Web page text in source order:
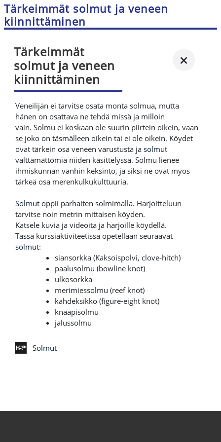
Tärkeimmät solmut ja veneen
kiinnittäminen
Tärkeimmät
solmut ja veneen
kiinnittäminen
Veneilijän ei tarvitse osata monta solmua, mutta
hänen on osattava ne tehdä missä ja milloin
vain. Solmu ei koskaan ole suurin piirtein oikein, vaan
se joko on täsmälleen oikein tai ei ole oikein. Köydet
ovat tärkein osa veneen varustusta ja solmut
välttämättömiä niiden käsittelyssä. Solmu lienee
ihmiskunnan vanhin keksintö, ja siksi ne ovat myös
tärkeä osa merenkulkukulttuuria.
Solmutoppii parhaiten solmimalla. Harjoitteluun
tarvitse noin metrin mittaisen köyden.
Katsele kuvia ja videoita ja harjoille köydellä.
Tässä kurssiaktiviteetissä opetellaan seuraavat
solmut:
siansorkka (Kaksoispolvi, clove-hitch)
paalusolmu (bowline knot)
ulkosorkka
merimiessolmu (reef knot)
kahdeksikko (figure-eight knot)
knaapisolmu
jalussolmu
Solmut